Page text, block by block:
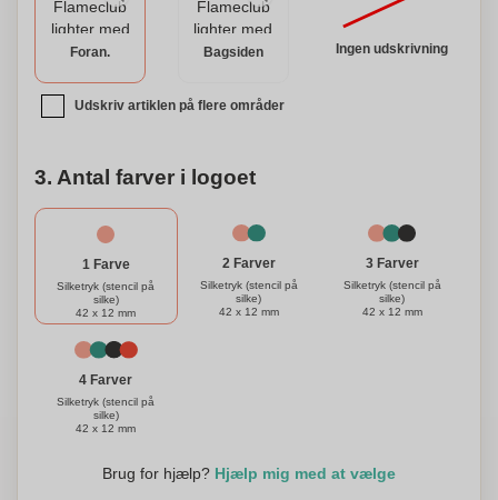
grill eller åbner en flaske, tilbyder denne multifunktionelle
enhed bekvemmelighed og stil i en kompakt pakke. Løft din
nyd pålideligheden og håndværk det bringer til dine
fingerspidser.
Foran. Bagsiden Ingen udskrivning
Udskriv artiklen på flere områder
3. Antal farver i logoet
1 Farve
Silketryk (stencil på
silke)
42 x 12 mm
2 Farver
Silketryk (stencil på
silke)
42 x 12 mm
3 Farver
Silketryk (stencil på
silke)
42 x 12 mm
4 Farver
Silketryk (stencil på
silke)
42 x 12 mm
Brug for hjælp? Hjælp mig med at vælge